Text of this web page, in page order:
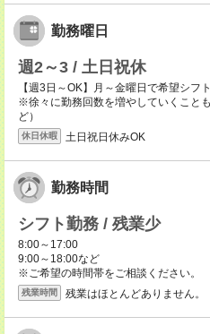
勤務曜日
週2～3 / 土日祝休
【週3日～OK】月～金曜日で希望シフ
※徐々に勤務回数を増やしていくこと
ど）
休日休暇 土日祝日休みOK
勤務時間
シフト勤務 / 残業少
8:00～17:00
9:00～18:00など
※ご希望の時間帯をご相談ください。
残業時間 残業はほとんどありません。